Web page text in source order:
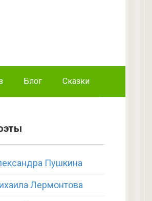
Блог Сказки
Пушкина
Лермонтова